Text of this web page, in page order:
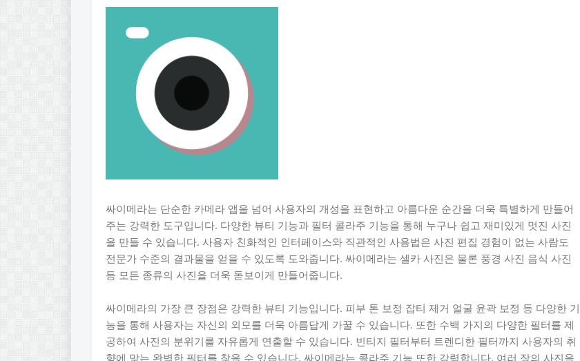
싸이메라는 단순한 카메라 앱을 넘어 사용자의 개성을 표현하고 아름다운 순간을 더욱 특별하게 만들어
주는 강력한 도구입니다. 다양한 뷰티 기능과 필터 콜라주 기능을 통해 누구나 쉽고 재미있게 멋진 사진
을 만들 수 있습니다. 사용자 친화적인 인터페이스와 직관적인 사용법은 사진 편집 경험이 없는 사람도
전문가 수준의 결과물을 얻을 수 있도록 도와줍니다. 싸이메라는 셀카 사진은 물론 풍경 사진 음식 사진
등 모든 종류의 사진을 더욱 돋보이게 만들어줍니다.
싸이메라의 가장 큰 장점은 강력한 뷰티 기능입니다. 피부 톤 보정 잡티 제거 얼굴 윤곽 보정 등 다양한 기
능을 통해 사용자는 자신의 외모를 더욱 아름답게 가꿀 수 있습니다. 또한 수백 가지의 다양한 필터를 제
공하여 사진의 분위기를 자유롭게 연출할 수 있습니다. 빈티지 필터부터 트렌디한 필터까지 사용자의 취
향에 맞는 완벽한 필터를 찾을 수 있습니다. 싸이메라는 콜라주 기능 또한 강력합니다. 여러 장의 사진을